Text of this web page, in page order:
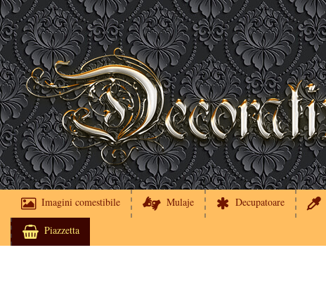
Imagini comestibile Mulaje Decupatoare
Piazzetta